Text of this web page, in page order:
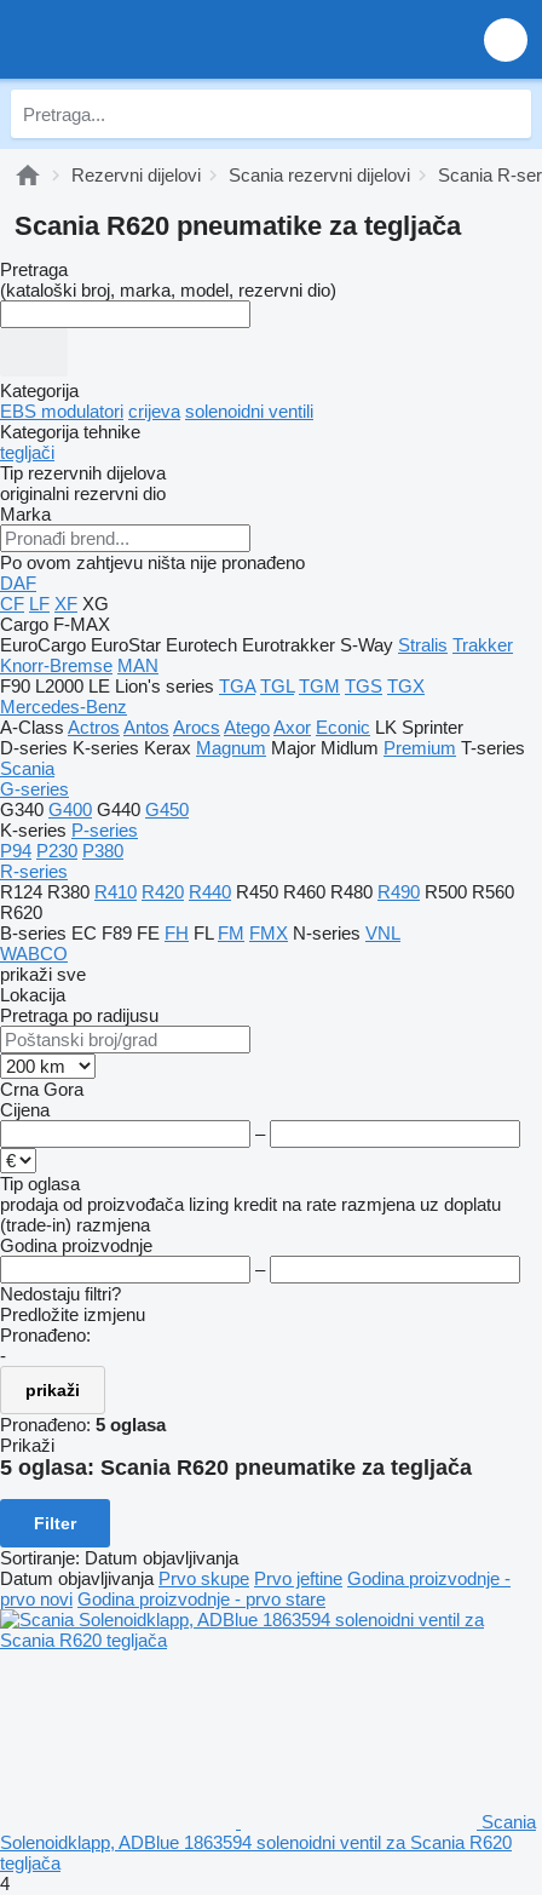
Rezervni dijelovi Scania rezervni dijelovi Scania R-
Scania R620 pneumatikе za tegljača
Pretraga
(kataloški broj, marka, model, rezervni dio)
Kategorija
EBS modulatori crijeva solenoidni ventili
Kategorija tehnike
tegljači
Tip rezervnih dijelova
originalni rezervni dio
Marka
Po ovom zahtjevu ništa nije pronađeno
DAF
CF LF XF XG
Cargo F-MAX
EuroCargo EuroStar Eurotech Eurotrakker S-Way Stralis Trakker
Knorr-Bremse MAN
F90 L2000 LE Lion's series TGA TGL TGM TGS TGX
Mercedes-Benz
A-Class Actros Antos Arocs AtegoAxor Econic LK Sprinter
D-series K-series Kerax Magnum Major Midlum Premium T-series
Scania
G-series
G340 G400 G440 G450
K-series P-series
P94 P230 P380
R-series
R124 R380 R410 R420 R440 R450 R460 R480 R490 R500 R560
R620
B-series EC F89 FE FH FL FM FMX N-series VNL
WABCO
prikaži sve
Lokacija
Pretraga po radijusu
Crna Gora
Cijena
–
Tip oglasa
prodaja od proizvođača lizing kredit na rate razmjena uz doplatu
(trade-in) razmjena
Godina proizvodnje
–
Nedostaju filtri?
Predložite izmjenu
Pronađeno:
-
prikaži
Pronađeno: 5 oglasa
Prikaži
5 oglasa: Scania R620 pneumatikе za tegljača
Filter
Sortiranje: Datum objavljivanja
Datum objavljivanja Prvo skupe Prvo jeftine Godina proizvodnje -
prvo novi Godina proizvodnje - prvo stare
Scania
Solenoidklapp, ADBlue 1863594 solenoidni ventil za Scania R620
tegljača
4